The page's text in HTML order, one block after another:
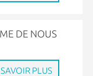
DE NOUS
PLUS